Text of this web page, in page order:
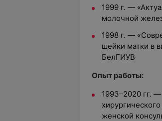
1999 г. —
молочной
1998 г. —
шейки матки в
БелГИУВ
Опыт работы:
1993–2020 гг.
женской